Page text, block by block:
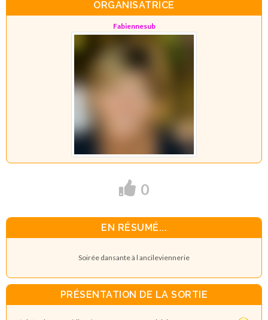
ORGANISATRICE
Fabiennesub
0
EN RÉSUMÉ...
Soirée dansante à l ancileviennerie
PRÉSENTATION DE LA SORTIE